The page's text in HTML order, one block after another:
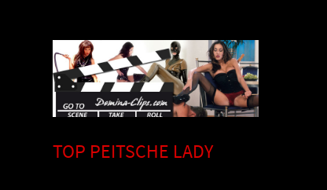
TOP PEITSCHE LADY